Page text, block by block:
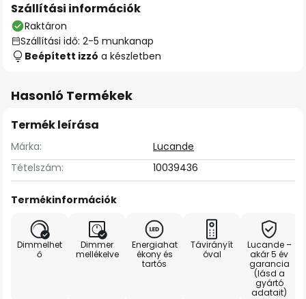
Szállítási információk
Raktáron
Szállítási idő: 2-5 munkanap
Beépített izzó a készletben
Hasonló Termékek
Termék leírása
Márka:
Lucande
Tételszám:
10039436
Termékinformációk
Dimmelhet
ő
Dimmer
mellékelve
Energiahat
ékony és
tartós
Távirányít
óval
Lucande –
akár 5 év
garancia
(lásd a
gyártó
adatait)